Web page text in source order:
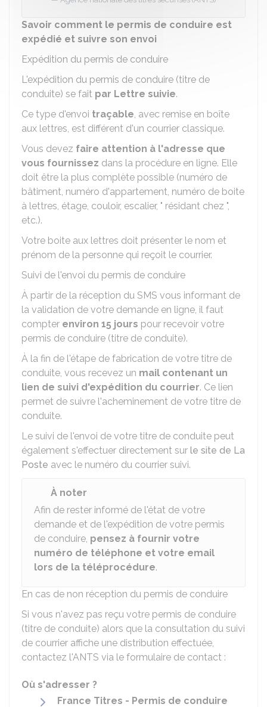
Savoir comment le permis de conduire est
expédié et suivre son envoi
Expédition du permis de conduire
L'expédition du permis de conduire (titre de
conduite) se fait par Lettre suivie.
Ce type d'envoi traçable, avec remise en boîte
aux lettres, est différent d'un courrier classique.
Vous devez faire attention à l'adresse que
vous fournissez dans la procédure en ligne. Elle
doit être la plus complète possible (numéro de
bâtiment, numéro d'appartement, numéro de boite
à lettres, étage, couloir, escalier, " résidant chez ",
etc.).
Votre boite aux lettres doit présenter le nom et
prénom de la personne qui reçoit le courrier.
Suivi de l'envoi du permis de conduire
À partir de la réception du SMS vous informant de
la validation de votre demande en ligne, il faut
compter environ 15 jours pour recevoir votre
permis de conduire (titre de conduite).
À la fin de l'étape de fabrication de votre titre de
conduite, vous recevez un mail contenant un
lien de suivi d'expédition du courrier. Ce lien
permet de suivre l'acheminement de votre titre de
conduite.
Le suivi de l'envoi de votre titre de conduite peut
également s'effectuer directement sur le site de La
Poste avec le numéro du courrier suivi.
À noter
Afin de rester informé de l'état de votre
demande et de l'expédition de votre permis
de conduire, pensez à fournir votre
numéro de téléphone et votre email
lors de la téléprocédure.
En cas de non réception du permis de conduire
Si vous n'avez pas reçu votre permis de conduire
(titre de conduite) alors que la consultation du suivi
de courrier affiche une distribution effectuée,
contactez l'ANTS via le formulaire de contact :
Où s'adresser ?
France Titres - Permis de conduire